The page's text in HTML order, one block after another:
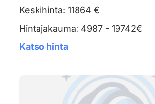
Keskihinta: 11864 €
Hintajakauma: 4987 - 19742€
Katso hinta